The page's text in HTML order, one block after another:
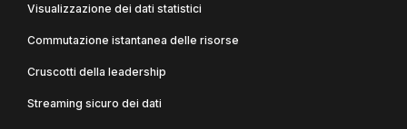
Visualizzazione dei dati statistici
Commutazione istantanea delle risorse
Cruscotti della leadership
Streaming sicuro dei dati